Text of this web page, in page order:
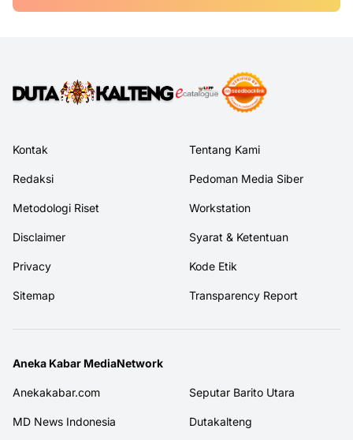
Kontak Tentang Kami
Redaksi Pedoman Media Siber
Metodologi Riset Workstation
Disclaimer Syarat & Ketentuan
Privacy Kode Etik
Sitemap Transparency Report
Aneka Kabar MediaNetwork
Anekakabar.com Seputar Barito Utara
MD News Indonesia Dutakalteng